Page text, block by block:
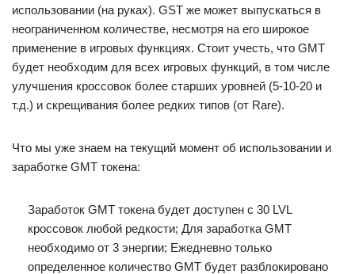
использовании (на руках). GST же может выпускаться в
неограниченном количестве, несмотря на его широкое
применение в игровых функциях. Стоит учесть, что GMT
будет необходим для всех игровых функций, в том числе
улучшения кроссовок более старших уровней (5-10-20 и
т.д.) и скрещивания более редких типов (от Rare).
Что мы уже знаем на текущий момент об использовании и
заработке GMT токена:
Заработок GMT токена будет доступен с 30 LVL
кроссовок любой редкости; Для заработка GMT
необходимо от 3 энергии; Ежедневно только
определенное количество GMT будет разблокировано